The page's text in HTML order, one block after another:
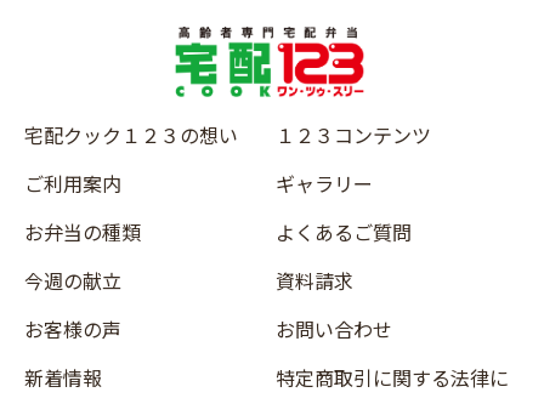
宅配クック１２３の想い
ご利用案内
お弁当の種類
今週の献立
お客様の声
新着情報
１２３コンテンツ
ギャラリー
よくあるご質問
資料請求
お問い合わせ
特定商取引に関する法律に